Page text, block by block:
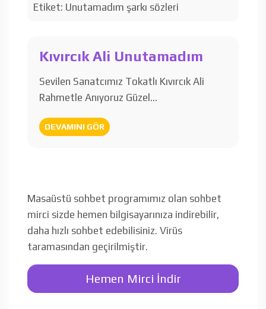
Etiket: Unutamadım şarkı sözleri
Kıvırcık Ali Unutamadım
Sevilen Sanatcımız Tokatlı Kıvırcık Ali
Rahmetle Anıyoruz Güzel…
DEVAMINI GÖR
Masaüstü sohbet programımız olan sohbet
mirci sizde hemen bilgisayarınıza indirebilir,
daha hızlı sohbet edebilisiniz. Virüs
taramasından geçirilmiştir.
Hemen Mirci İndir